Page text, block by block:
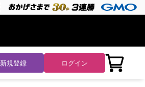
新規登録 ログイン